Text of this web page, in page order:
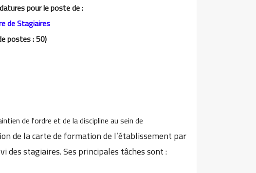
pour le poste de :
de Stagiaires
postes : 50)
de l'ordre et de la discipline au sein de
de la carte de formation de l’établissement par
des stagiaires. Ses principales tâches sont :